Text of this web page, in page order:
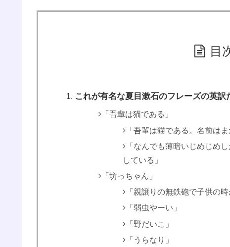
目
これが有名な夏目漱石のフレーズの英訳
「吾輩は猫である」
「吾輩は猫である。名前はま
「なんでも薄暗いじめじめ
している」
「坊っちゃん」
「親譲りの無鉄砲で子供の時
「弱虫やーい」
「野だいこ」
「うらなり」